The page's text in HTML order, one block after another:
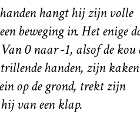
hangt hij zijn volle
beweging in. Het enige
0 naar -1, alsof de kou
handen, zijn
op de grond, trekt zijn
van een klap.